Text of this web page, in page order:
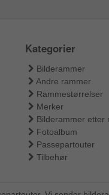
Kategorier
Bilderammer
Andre rammer
Rammestørrelser
Merker
Bilderammer etter
Fotoalbum
Passepartouter
Tilbehør